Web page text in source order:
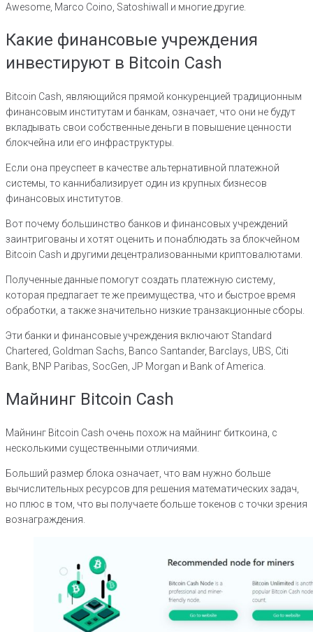
Awesome, Marco Coino, Satoshiwall и многие другие.
Какие финансовые учреждения
инвестируют в Bitcoin Cash
Bitcoin Cash, являющийся прямой конкуренцией традиционным
финансовым институтам и банкам, означает, что они не будут
вкладывать свои собственные деньги в повышение ценности
блокчейна или его инфраструктуры.
Если она преуспеет в качестве альтернативной платежной
системы, то каннибализирует один из крупных бизнесов
финансовых институтов.
Вот почему большинство банков и финансовых учреждений
заинтригованы и хотят оценить и понаблюдать за блокчейном
Bitcoin Cash и другими децентрализованными криптовалютами.
Полученные данные помогут создать платежную систему,
которая предлагает те же преимущества, что и быстрое время
обработки, а также значительно низкие транзакционные сборы.
Эти банки и финансовые учреждения включают Standard
Chartered, Goldman Sachs, Banco Santander, Barclays, UBS, Citi
Bank, BNP Paribas, SocGen, JP Morgan и Bank of America.
Майнинг Bitcoin Cash
Майнинг Bitcoin Cash очень похож на майнинг биткоина, с
несколькими существенными отличиями.
Больший размер блока означает, что вам нужно больше
вычислительных ресурсов для решения математических задач,
но плюс в том, что вы получаете больше токенов с точки зрения
вознаграждения.